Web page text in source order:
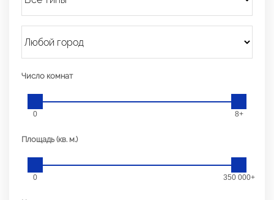
Число комнат
0 8+
Площадь (кв. м.)
0 350 000+